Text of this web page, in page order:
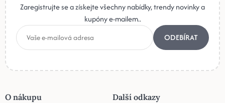
Zaregistrujte se a získejte všechny nabídky, trendy novinky a
kupóny e-mailem..
ODEBÍRAT
O nákupu Další odkazy